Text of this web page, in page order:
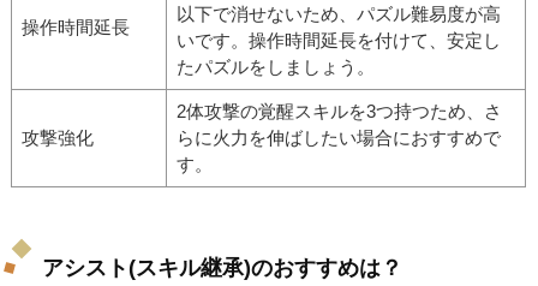
操作時間延長
以下で消せないため、パズル難易度が高
いです。操作時間延長を付けて、安定し
たパズルをしましょう。
攻撃強化
2体攻撃の覚醒スキルを3つ持つため、さ
らに火力を伸ばしたい場合におすすめで
す。
アシスト(スキル継承)のおすすめは？